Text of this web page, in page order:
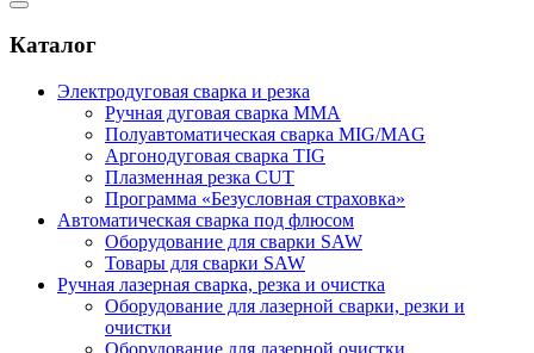
Каталог
Электродуговая сварка и резка
Ручная дуговая сварка MMA
Полуавтоматическая сварка MIG/MAG
Аргонодуговая сварка TIG
Плазменная резка CUT
Программа «Безусловная страховка»
Автоматическая сварка под флюсом
Оборудование для сварки SAW
Товары для сварки SAW
Ручная лазерная сварка, резка и очистка
Оборудование для лазерной сварки, резки и
очистки
Оборудование для лазерной очистки